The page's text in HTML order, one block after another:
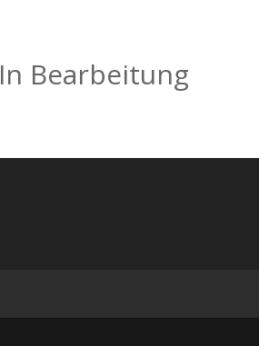
In Bearbeitung